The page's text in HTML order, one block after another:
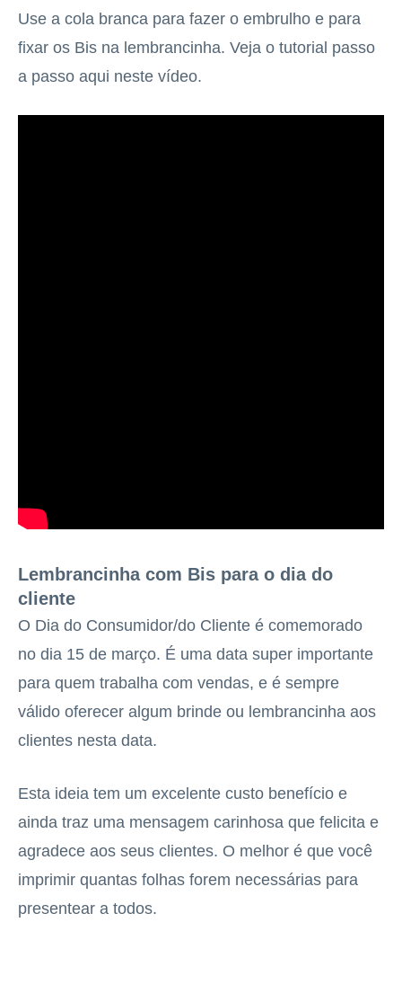
Use a cola branca para fazer o embrulho e para
fixar os Bis na lembrancinha. Veja o tutorial passo
a passo aqui neste vídeo.
Lembrancinha com Bis para o dia do
cliente
O Dia do Consumidor/do Cliente é comemorado
no dia 15 de março. É uma data super importante
para quem trabalha com vendas, e é sempre
válido oferecer algum brinde ou lembrancinha aos
clientes nesta data.
Esta ideia tem um excelente custo benefício e
ainda traz uma mensagem carinhosa que felicita e
agradece aos seus clientes. O melhor é que você
imprimir quantas folhas forem necessárias para
presentear a todos.